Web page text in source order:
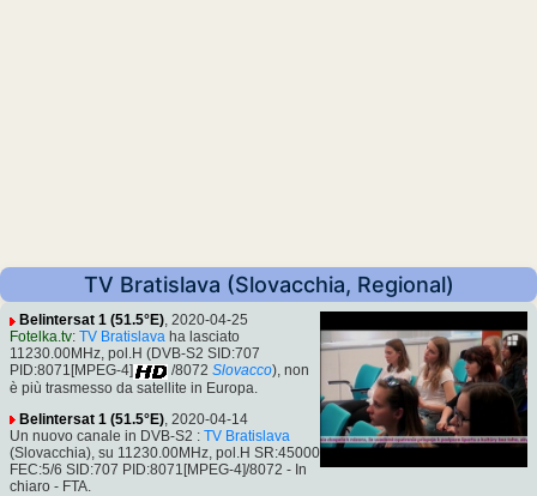
TV Bratislava (Slovacchia, Regional)
Belintersat 1 (51.5°E), 2020-04-25
Fotelka.tv: TV Bratislava ha lasciato
11230.00MHz, pol.H (DVB-S2 SID:707
PID:8071[MPEG-4]
/8072 Slovacco), non
è più trasmesso da satellite in Europa.
Belintersat 1 (51.5°E) , 2020-04-14
Un nuovo canale in DVB-S2 : TV Bratislava
(Slovacchia), su 11230.00MHz, pol.H SR:45000
FEC:5/6 SID:707 PID:8071[MPEG-4]/8072 - In
chiaro - FTA.